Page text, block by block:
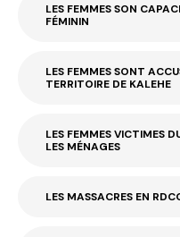
LES FEMMES SON
FÉMININ
LES FEMMES SONT
TERRITOIRE DE KALEHE
LES FEMMES VICTIMES
LES MÉNAGES
LES MASSACRES EN